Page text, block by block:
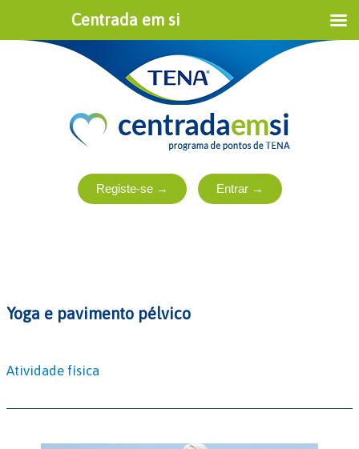
Yoga e pavimento pélvico
Atividade física
Centrada em si